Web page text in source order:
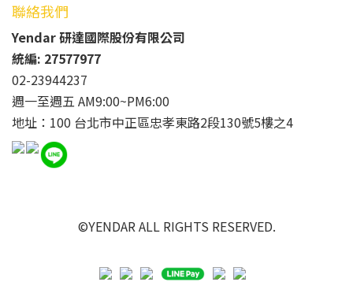
聯絡我們
Yendar 研達國際股份有限公司
統編: 27577977
02-23944237
週一至週五 AM9:00~PM6:00
地址：100 台北市中正區忠孝東路2段130號5樓之4
©YENDAR ALL RIGHTS RESERVED.